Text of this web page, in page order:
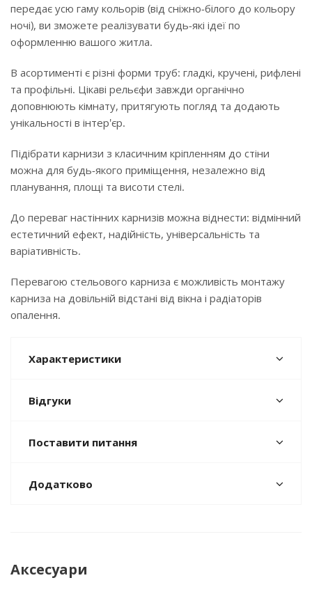
передає усю гаму кольорів (від сніжно-білого до кольору
ночі), ви зможете реалізувати будь-які ідеї по
оформленню вашого житла.
В асортименті є різні форми труб: гладкі, кручені, рифлені
та профільні. Цікаві рельєфи завжди органічно
доповнюють кімнату, притягують погляд та додають
унікальності в інтер'єр.
Підібрати карнизи з класичним кріпленням до стіни
можна для будь-якого приміщення, незалежно від
планування, площі та висоти стелі.
До переваг настінних карнизів можна віднести: відмінний
естетичний ефект, надійність, універсальність та
варіативність.
Перевагою стельового карниза є можливість монтажу
карниза на довільній відстані від вікна і радіаторів
опалення.
Характеристики
Відгуки
Поставити питання
Додатково
Аксесуари